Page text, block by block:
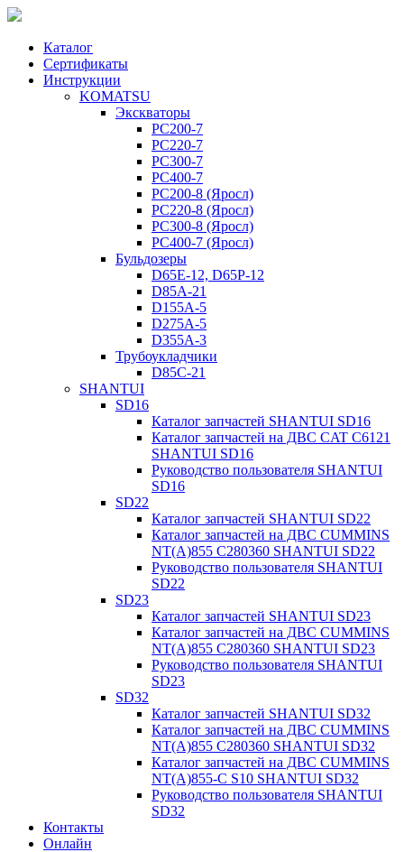
Каталог
Сертификаты
Инструкции
KOMATSU
Экскваторы
PC200-7
PC220-7
PC300-7
PC400-7
PC200-8 (Яросл)
PC220-8 (Яросл)
PC300-8 (Яросл)
PC400-7 (Яросл)
Бульдозеры
D65E-12, D65P-12
D85A-21
D155A-5
D275A-5
D355A-3
Трубоукладчики
D85C-21
SHANTUI
SD16
Каталог запчастей SHANTUI SD16
Каталог запчастей на ДВС CAT C6121
SHANTUI SD16
Руководство пользователя SHANTUI
SD16
SD22
Каталог запчастей SHANTUI SD22
Каталог запчастей на ДВС CUMMINS
NT(A)855 C280360 SHANTUI SD22
Руководство пользователя SHANTUI
SD22
SD23
Каталог запчастей SHANTUI SD23
Каталог запчастей на ДВС CUMMINS
NT(A)855 C280360 SHANTUI SD23
Руководство пользователя SHANTUI
SD23
SD32
Каталог запчастей SHANTUI SD32
Каталог запчастей на ДВС CUMMINS
NT(A)855 C280360 SHANTUI SD32
Каталог запчастей на ДВС CUMMINS
NT(A)855-C S10 SHANTUI SD32
Руководство пользователя SHANTUI
SD32
Контакты
Онлайн